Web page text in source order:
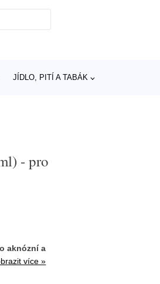
JÍDLO, PITÍ A TABÁK
- pro
aknózní a
více »